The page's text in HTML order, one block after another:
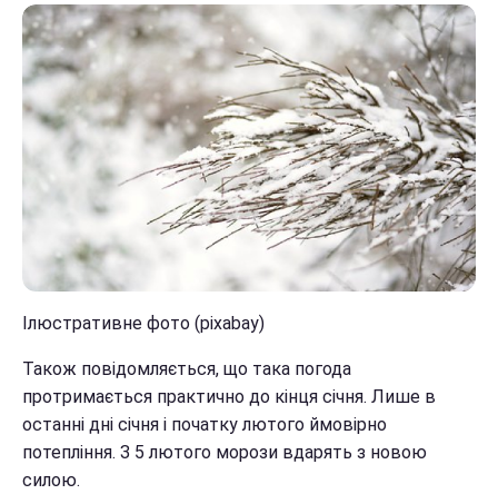
Ілюстративне фото (pixabay)
Також повідомляється, що така погода
протримається практично до кінця січня. Лише в
останні дні січня і початку лютого ймовірно
потепління. З 5 лютого морози вдарять з новою
силою.